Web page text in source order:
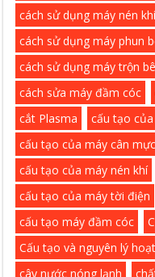
cách sử dụng máy nén
cách sử dụng máy phun
cách sử dụng máy trộn
cách sửa máy đầm cóc
cắt Plasma
cấu tạo
cấu tạo của máy cân
cấu tạo của máy nén khí
cấu tạo của máy tời điện
cấu tạo máy đầm cóc
Cấu tạo và nguyên lý
cây nước nóng lạnh